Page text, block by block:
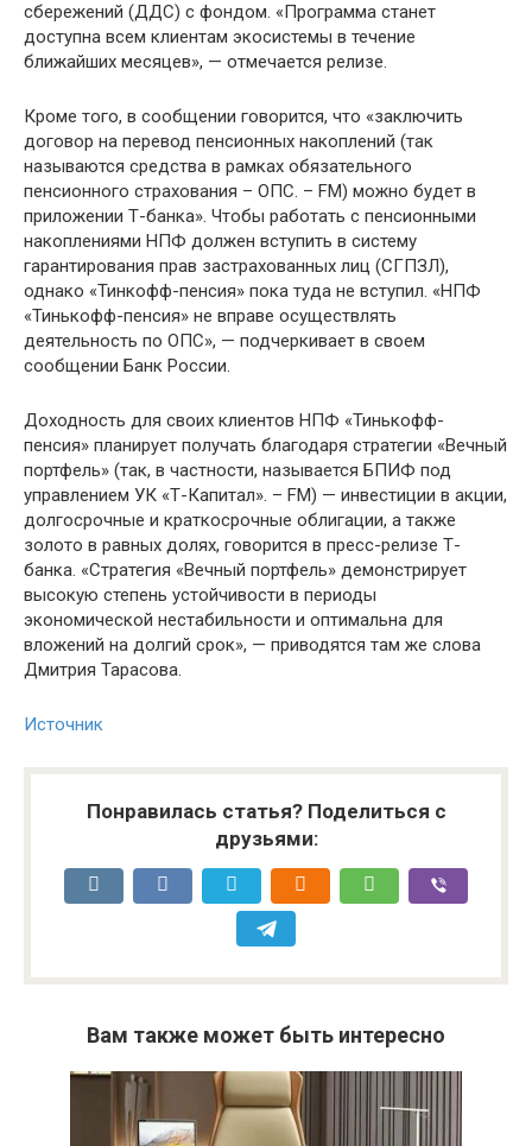
сбережений (ДДС) с фондом. «Программа станет
доступна всем клиентам экосистемы в течение
ближайших месяцев», — отмечается релизе.
Кроме того, в сообщении говорится, что «заключить
договор на перевод пенсионных накоплений (так
называются средства в рамках обязательного
пенсионного страхования – ОПС. – FM) можно будет в
приложении Т-банка». Чтобы работать с пенсионными
накоплениями НПФ должен вступить в систему
гарантирования прав застрахованных лиц (СГПЗЛ),
однако «Тинкофф-пенсия» пока туда не вступил. «НПФ
«Тинькофф-пенсия» не вправе осуществлять
деятельность по ОПС», — подчеркивает в своем
сообщении Банк России.
Доходность для своих клиентов НПФ «Тинькофф-
пенсия» планирует получать благодаря стратегии «Вечный
портфель» (так, в частности, называется БПИФ под
управлением УК «Т-Капитал». – FM) — инвестиции в акции,
долгосрочные и краткосрочные облигации, а также
золото в равных долях, говорится в пресс-релизе Т-
банка. «Стратегия «Вечный портфель» демонстрирует
высокую степень устойчивости в периоды
экономической нестабильности и оптимальна для
вложений на долгий срок», — приводятся там же слова
Дмитрия Тарасова.
Источник
Понравилась статья? Поделиться с
друзьями:
Вам также может быть интересно